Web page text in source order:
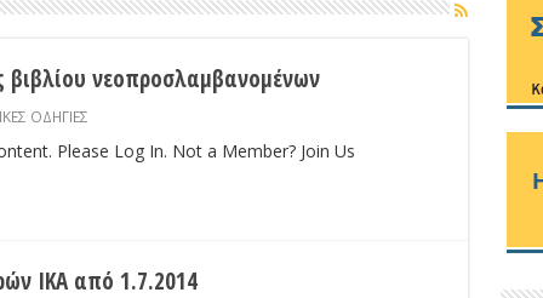
νεοπροσλαμβανομένων
ΟΔΗΓΙΕΣ
Please Log In. Not a Member? Join Us
ΙΚΑ από 1.7.2014